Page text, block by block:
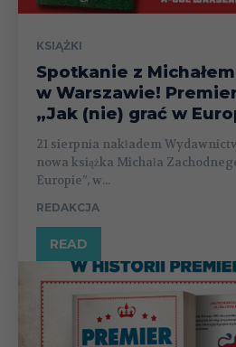
KSIĄŻKI
Spotkanie z
w Warszawie!
„Jak (nie) grać w
21 sierpnia nakładem
nowa książka Michała
Europie”, w...
REDAKCJA
READ